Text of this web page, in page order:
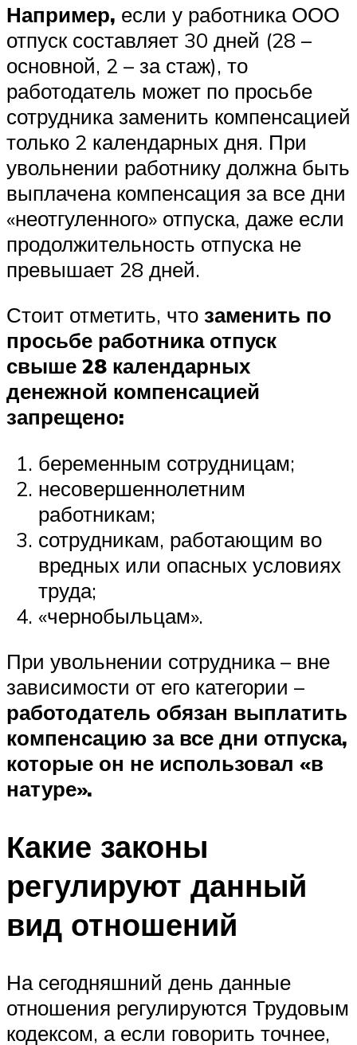
Например, если у работника ООО
отпуск составляет 30 дней (28 –
основной, 2 – за стаж), то
работодатель может по просьбе
сотрудника заменить компенсацией
только 2 календарных дня. При
увольнении работнику должна быть
выплачена компенсация за все дни
«неотгуленного» отпуска, даже если
продолжительность отпуска не
превышает 28 дней.
Стоит отметить, что заменить по
просьбе работника отпуск
свыше 28 календарных
денежной компенсацией
запрещено:
беременным сотрудницам;
несовершеннолетним
работникам;
сотрудникам, работающим во
вредных или опасных условиях
труда;
«чернобыльцам».
При увольнении сотрудника – вне
зависимости от его категории –
работодатель обязан выплатить
компенсацию за все дни отпуска,
которые он не использовал «в
натуре».
Какие законы
регулируют данный
вид отношений
На сегодняшний день данные
отношения регулируются Трудовым
кодексом, а если говорить точнее,